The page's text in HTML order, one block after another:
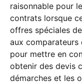
raisonnable pour
contrats lorsque
offres spéciales
aux
pour mettre en
obtenir des devis
démarches et les